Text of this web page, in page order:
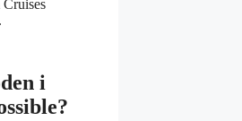
i